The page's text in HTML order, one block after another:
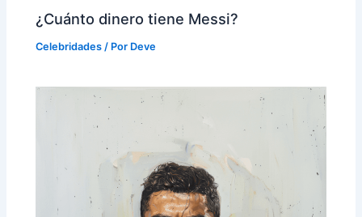
¿Cuánto dinero tiene Messi?
Celebridades / Por Deve